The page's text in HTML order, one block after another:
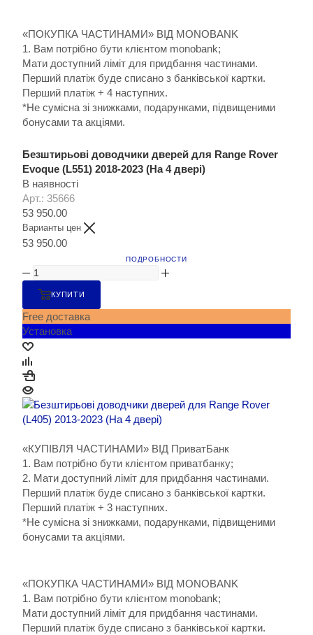
«ПОКУПКА ЧАСТИНАМИ» ВІД MONOBANK
1. Вам потрібно бути клієнтом monobank;
Мати доступний ліміт для придбання частинами.
Перший платіж буде списано з банківської картки.
Перший платіж + 4 наступних.
*Не сумісна зі знижками, подарунками, підвищеними
бонусами та акціями.
Безштирьові доводчики дверей для Range Rover
Evoque (L551) 2018-2023 (На 4 двері)
В наявності
Арт.: 35666
53 950.00
Варианты цен
53 950.00
ПОДРОБНОСТИ
КУПИТИ
Free доставка
Установка
«КУПІВЛЯ ЧАСТИНАМИ» ВІД ПриватБанк
1. Вам потрібно бути клієнтом приватбанку;
2. Мати доступний ліміт для придбання частинами.
Перший платіж буде списано з банківської картки.
Перший платіж + 3 наступних.
*Не сумісна зі знижками, подарунками, підвищеними
бонусами та акціями.
«ПОКУПКА ЧАСТИНАМИ» ВІД MONOBANK
1. Вам потрібно бути клієнтом monobank;
Мати доступний ліміт для придбання частинами.
Перший платіж буде списано з банківської картки.